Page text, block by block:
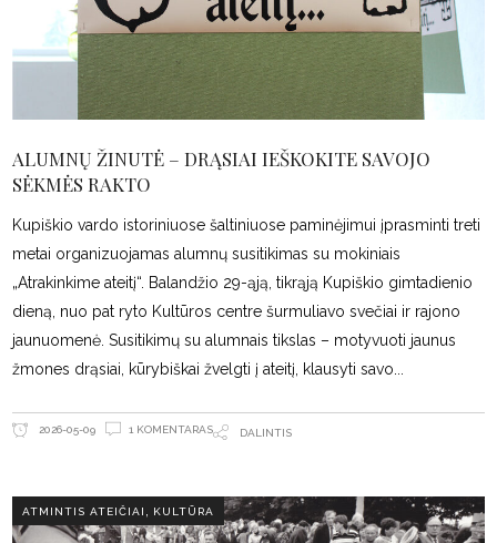
ALUMNŲ ŽINUTĖ – DRĄSIAI IEŠKOKITE SAVOJO
SĖKMĖS RAKTO
Kupiškio vardo istoriniuose šaltiniuose paminėjimui įprasminti treti
metai organizuojamas alumnų susitikimas su mokiniais
„Atrakinkime ateitį“. Balandžio 29-ąją, tikrąją Kupiškio gimtadienio
dieną, nuo pat ryto Kultūros centre šurmuliavo svečiai ir rajono
jaunuomenė. Susitikimų su alumnais tikslas – motyvuoti jaunus
žmones drąsiai, kūrybiškai žvelgti į ateitį, klausyti savo
2026-05-09 1 KOMENTARAS DALINTIS
ATMINTIS ATEIČIAI , KULTŪRA